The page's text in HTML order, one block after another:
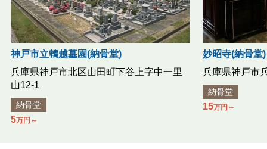
神戸市立鵯越墓園(納骨堂)
兵庫県神戸市北区山田町下谷上字中一里
山12-1
納骨堂
5万円～
妙昭寺(納骨堂)
兵庫県神戸市
納骨堂
15万円～